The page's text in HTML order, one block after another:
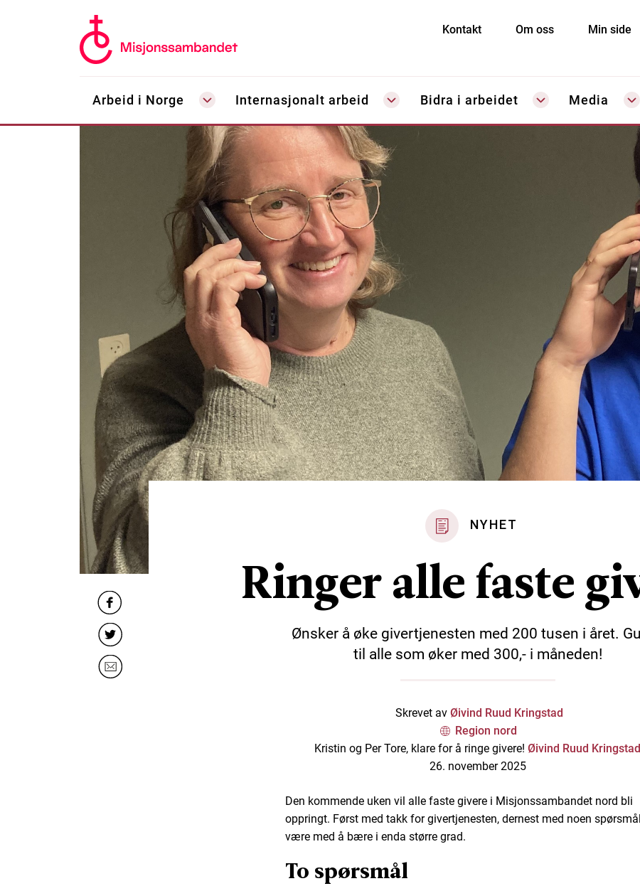
Kontakt Om oss Min side
Arbeid i Norge Internasjonalt arbeid Bidra i arbeidet Media
NYHET
Ringer alle faste
Ønsker å øke givertjenesten med 200 tusen i året.
til alle som øker med 300,- i måneden!
Skrevet av Øivind Ruud Kringstad
Region nord
Kristin og Per Tore, klare for å ringe givere!Øivind Ruud Kringstad
26. november 2025
Den kommende uken vil alle faste givere i Misjonssambandet nord bli
oppringt. Først med takk for givertjenesten, dernest med noen
være med å bære i enda større grad.
To spørsmål